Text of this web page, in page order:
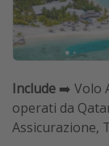
Include ➡️ Volo
operati da
Assicurazione,